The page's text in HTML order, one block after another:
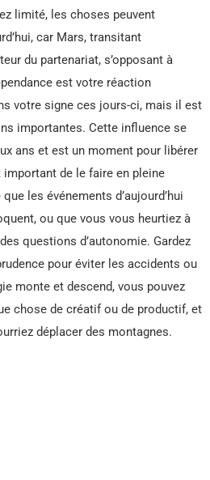
limité, les choses peuvent
car Mars, transitant
du partenariat, s’opposant à
est votre réaction
votre signe ces jours-ci, mais il est
importantes. Cette influence se
ans et est un moment pour libérer
de le faire en pleine
les événements d’aujourd’hui
ou que vous vous heurtiez à
questions d’autonomie. Gardez
pour éviter les accidents ou
monte et descend, vous pouvez
chose de créatif ou de productif, et
déplacer des montagnes.